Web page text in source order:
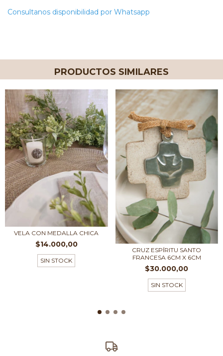
Consultanos disponibilidad por Whatsapp
PRODUCTOS SIMILARES
VELA CON MEDALLA CHICA
$14.000,00
SIN STOCK
CRUZ ESPÍRITU SANTO
FRANCESA 6CM X 6CM
$30.000,00
SIN STOCK